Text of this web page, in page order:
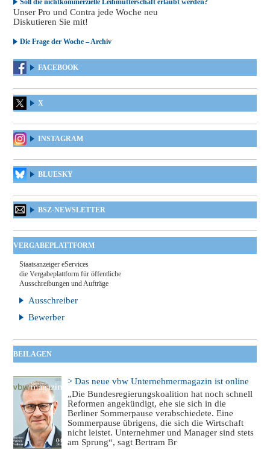
Unser Pro und Contra jede Woche neu
Diskutieren Sie mit!
Die Frage der Woche – Archiv
FACEBOOK
X
INSTAGRAM
BLUESKY
BSZ-NEWSLETTER
VERGABEPLATTFORM
Staatsanzeiger eServices
die Vergabeplattform für öffentliche
Ausschreibungen und Aufträge
Ausschreiber
Bewerber
BEILAGEN
> Das neue vbw Unternehmermagazin ist online
„Die Bundesregierungskoalition hat noch schnell
Reformen angekündigt, ehe sie sich in die
Berliner Sommerpause verabschiedete. Eine
Sommerpause übrigens, die sich die Wirtschaft
nicht leistet. Unternehmer und Manager sind stets
am Sprung“, sagt Bertram Br